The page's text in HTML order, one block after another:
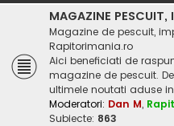
MAGAZINE PESCUIT,
Magazine de pescuit,
Rapitorimania.ro
Aici beneficiati de
magazine de pescuit.
ultimele noutati aduse
Moderatori: Dan M,
Subiecte: 863